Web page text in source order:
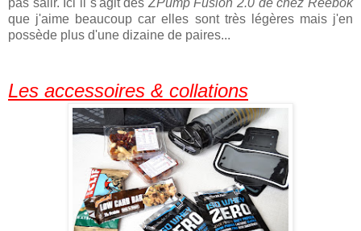
que j'aime beaucoup car elles sont très légères mais j'en
possède plus d'une dizaine de paires...
Les accessoires & collations